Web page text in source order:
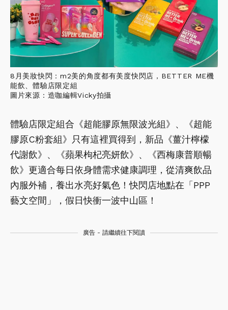
8月美妝快閃：m2美的角度都有美度快閃店，BETTER ME機
能飲、體驗店限定組
圖片來源：造咖編輯Vicky拍攝
體驗店限定組合《超能膠原無限波光組》、《超能
膠原C粉套組》只有這裡買得到，新品《薑汁檸檬
代謝飲》、《蘋果枸杞亮妍飲》、《西梅康普順暢
飲》更適合每日依身體需求健康調理，從清爽飲品
內服外補，養出水亮好氣色！快閃店地點在「PPP
藝文空間」，假日快衝一波中山區！
廣告 - 請繼續往下閱讀